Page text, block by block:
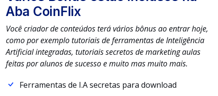
Aba CoinFlix
Você criador de conteúdos terá vários bônus ao entrar hoje,
como por exemplo tutoriais de ferramentas de Inteligência
Artificial integradas, tutoriais secretos de marketing aulas
feitas por alunos de sucesso e muito mas muito mais.
Ferramentas de I.A secretas para download